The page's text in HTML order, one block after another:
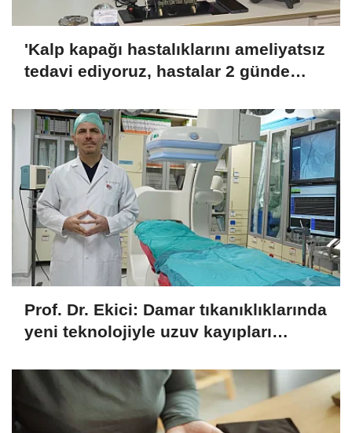
'Kalp kapağı hastalıklarını ameliyatsız
tedavi ediyoruz, hastalar 2 günde
Prof. Dr. Ekici: Damar tıkanıklıklarında
yeni teknolojiyle uzuv kayıpları